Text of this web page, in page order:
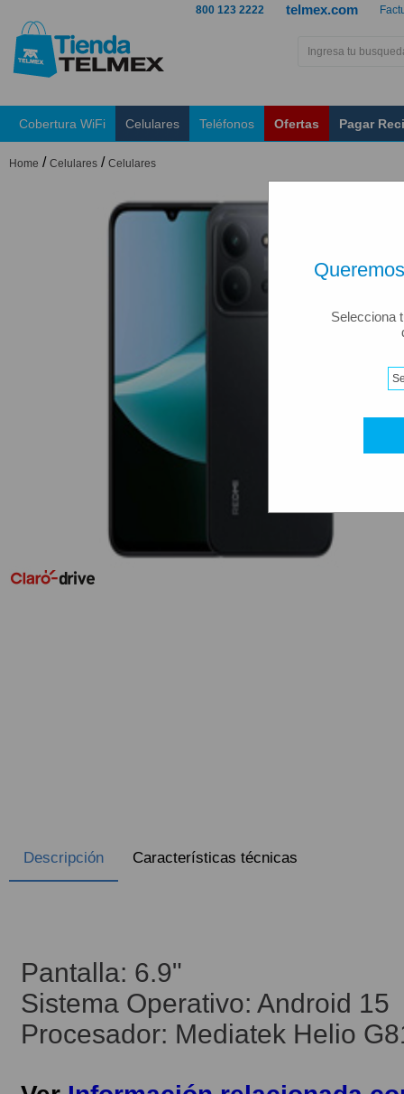
Selecciona
telmex.com
800 123 2222
Cobertura WiFi Celulares Teléfonos Ofertas Pagar
Home / Celulares / Celulares
Descripción Características técnicas
Pantalla: 6.9"
Sistema Operativo: Android 15
Procesador: Mediatek Helio